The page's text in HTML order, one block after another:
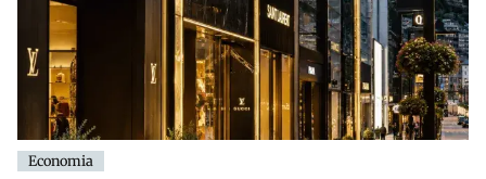
Economia